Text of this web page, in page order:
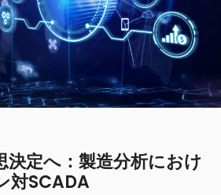
決定へ：製造分析におけ
対SCADA